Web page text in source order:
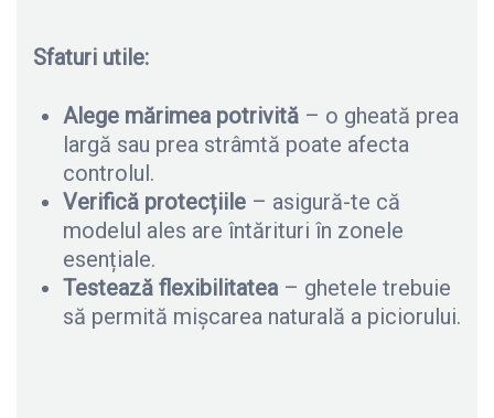
Sfaturi utile:
Alege mărimea potrivită – o gheată prea
largă sau prea strâmtă poate afecta
controlul.
Verifică protecțiile – asigură-te că
modelul ales are întărituri în zonele
esențiale.
Testează flexibilitatea – ghetele trebuie
să permită mișcarea naturală a piciorului.